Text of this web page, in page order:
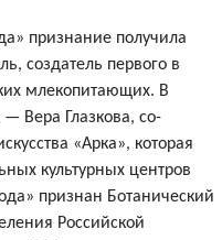
признание получила
создатель первого в
млекопитающих. В
Вера Глазкова, со-
«Арка», которая
культурных центров
признан Ботанический
Российской